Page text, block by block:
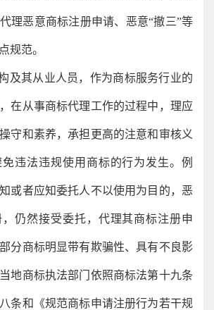
理恶意商标注册申请、恶意“撤三”等
规范。
及其从业人员，作为商标服务行业的
在从事商标代理工作的过程中，理应
守和素养，承担更高的注意和审核义
违法违规使用商标的行为发生。例
或者应知委托人不以使用为目的，恶
仍然接受委托，代理其商标注册申
分商标明显带有欺骗性、具有不良影
地商标执法部门依照商标法第十九条
条和《规范商标申请注册行为若干规